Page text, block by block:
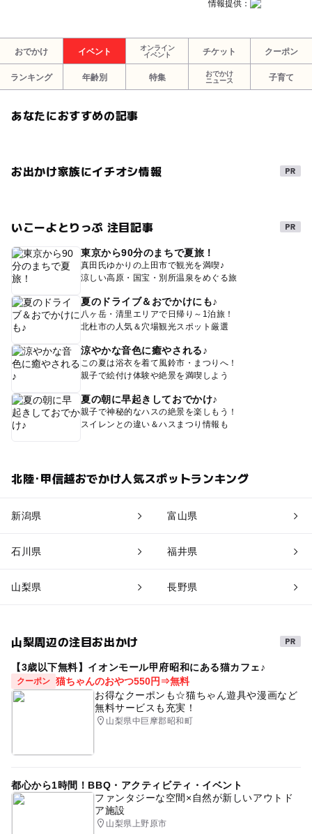
情報提供：
おでかけ イベント
オンライン
イベント
チケット クーポン
ランキング 年齢別 特集
おでかけ
ニュース
子育て
あなたにおすすめの記事
お出かけ家族にイチオシ情報
いこーよとりっぷ 注目記事
東京から90分のまちで夏旅！
真田氏ゆかりの上田市で観光を満喫♪
涼しい高原・国宝・別所温泉をめぐる旅
夏のドライブ＆おでかけにも♪
八ヶ岳・清里エリアで日帰り～1泊旅！
北杜市の人気＆穴場観光スポット厳選
涼やかな音色に癒やされる♪
この夏は浴衣を着て風鈴市・まつりへ！
親子で絵付け体験や絶景を満喫しよう
夏の朝に早起きしておでかけ♪
親子で神秘的なハスの絶景を楽しもう！
スイレンとの違い＆ハスまつり情報も
北陸･甲信越おでかけ人気スポットランキング
新潟県 富山県
石川県 福井県
山梨県 長野県
山梨周辺の注目お出かけ
【3歳以下無料】イオンモール甲府昭和にある猫カフェ♪
クーポン 猫ちゃんのおやつ550円⇒無料
お得なクーポンも☆猫ちゃん遊具や漫画など
無料サービスも充実！
山梨県中巨摩郡昭和町
都心から1時間！BBQ・アクティビティ・イベント
ファンタジーな空間×自然が新しいアウトド
ア施設
山梨県上野原市